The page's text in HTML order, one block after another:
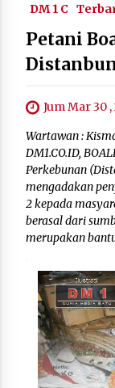
DM 1 C
Petani
Jum Mar 30 ,
Wartawan :
DM1.CO.ID,
Perkebunan
mengadakan
2 kepada
berasal dari
merupakan